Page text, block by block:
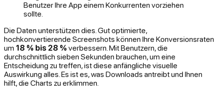
Benutzer Ihre App einem Konkurrenten vorziehen
sollte.
Die Daten unterstützen dies. Gut optimierte,
hochkonvertierende Screenshots können Ihre Konversionsraten
um 18 % bis 28 % verbessern. Mit Benutzern, die
durchschnittlich sieben Sekunden brauchen, um eine
Entscheidung zu treffen, ist diese anfängliche visuelle
Auswirkung alles. Es ist es, was Downloads antreibt und Ihnen
hilft, die Charts zu erklimmen.